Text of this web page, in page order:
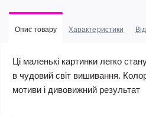
Опис товару Характеристики
Ці маленькі картинки легко
в чудовий світ вишивання.
мотиви і дивовижний результат